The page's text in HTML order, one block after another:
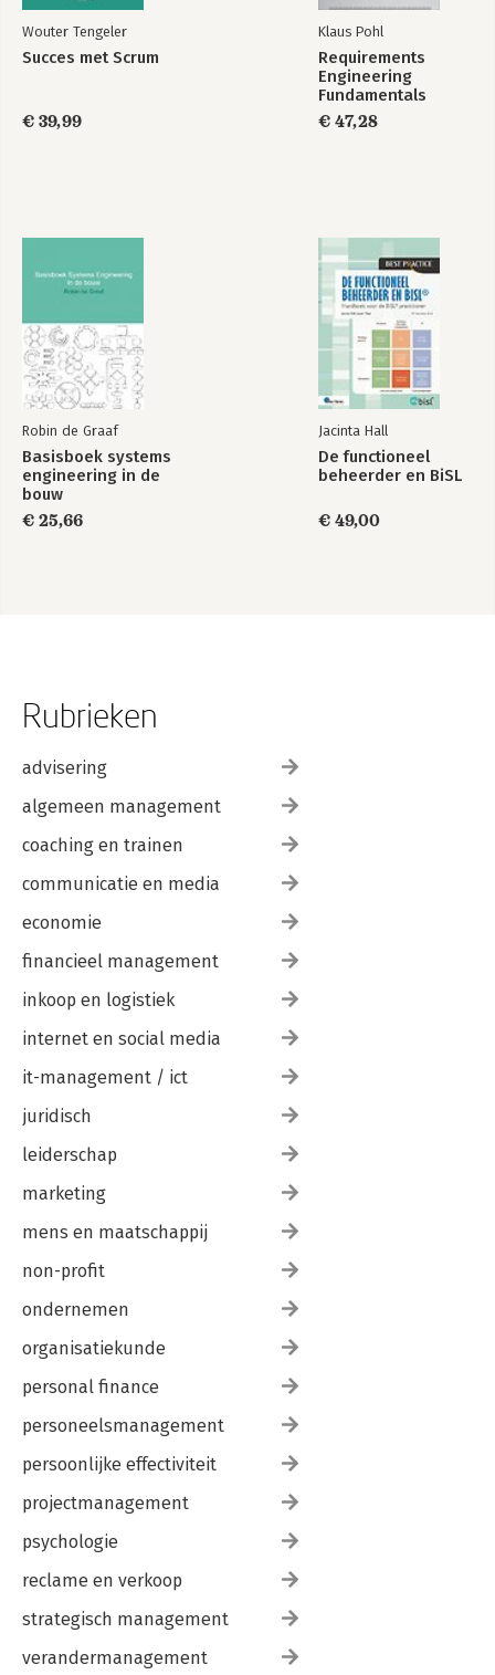
Wouter Tengeler
Succes met Scrum
€ 39,99
Klaus Pohl
Requirements
Engineering
Fundamentals
€ 47,28
Robin de Graaf
Basisboek systems
engineering in de
bouw
€ 25,66
Jacinta Hall
De functioneel
beheerder en BiSL
€ 49,00
Rubrieken
advisering
algemeen management
coaching en trainen
communicatie en media
economie
financieel management
inkoop en logistiek
internet en social media
it-management / ict
juridisch
leiderschap
marketing
mens en maatschappij
non-profit
ondernemen
organisatiekunde
personal finance
personeelsmanagement
persoonlijke effectiviteit
projectmanagement
psychologie
reclame en verkoop
strategisch management
verandermanagement